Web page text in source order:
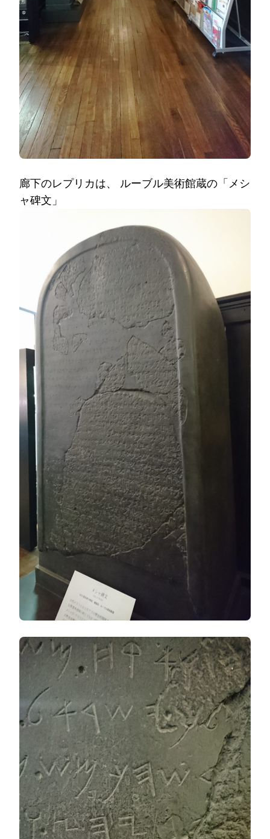
廊下のレプリカは、 ルーブル美術館蔵の「メシ
ャ碑文」